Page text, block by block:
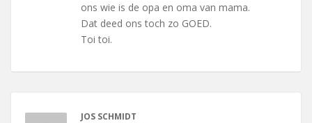
ons wie is de opa en oma van mama.
Dat deed ons toch zo GOED.
Toi toi.
JOS SCHMIDT